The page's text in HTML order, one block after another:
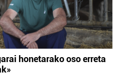
honetarako oso erreta